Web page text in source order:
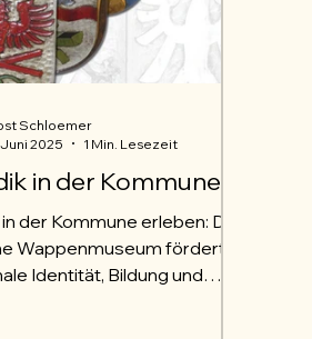
in der Kommune
der Kommune erleben: Das
Wappenmuseum fördert
Identität, Bildung und
Schloemer
2025
1 Min. Lesezeit